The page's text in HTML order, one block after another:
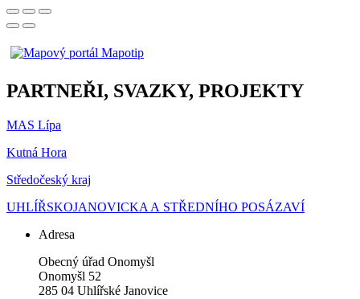
PARTNEŘI, SVAZKY, PROJEKTY
MAS Lípa
Kutná Hora
Středočeský kraj
UHLÍŘSKOJANOVICKA A STŘEDNÍHO POSÁZAVÍ
Adresa
Obecný úřad Onomyšl
Onomyšl 52
285 04 Uhlířské Janovice